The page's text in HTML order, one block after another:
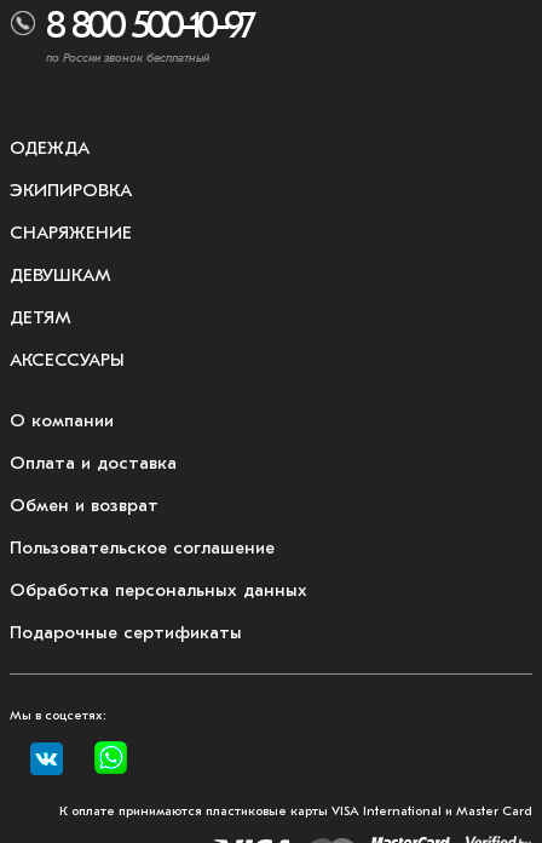
8 800 500-10-97
по России звонок бесплатный
ОДЕЖДА
ЭКИПИРОВКА
СНАРЯЖЕНИЕ
ДЕВУШКАМ
ДЕТЯМ
АКСЕССУАРЫ
О компании
Оплата и доставка
Обмен и возврат
Пользовательское соглашение
Обработка персональных данных
Подарочные сертификаты
Мы в соцсетях:
К оплате принимаются пластиковые карты VISA International и Master Card